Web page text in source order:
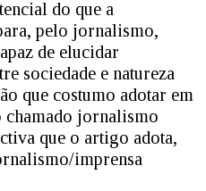
do que a
pelo jornalismo,
de elucidar
sociedade e natureza
que costumo adotar em
chamado jornalismo
que o artigo adota,
imprensa